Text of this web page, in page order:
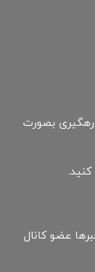
بصورت
عضو کانال